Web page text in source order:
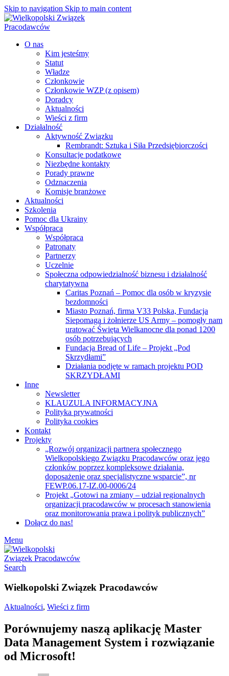
Skip to navigation Skip to main content
O nas
Kim jesteśmy
Statut
Władze
Członkowie
Członkowie WZP (z opisem)
Doradcy
Aktualności
Wieści z firm
Działalność
Aktywność Związku
Rembrandt: Sztuka i Siła Przedsiębiorczości
Konsultacje podatkowe
Niezbędne kontakty
Porady prawne
Odznaczenia
Komisje branżowe
Aktualności
Szkolenia
Pomoc dla Ukrainy
Współpraca
Współpraca
Patronaty
Partnerzy
Uczelnie
Społeczna odpowiedzialność biznesu i działalność
charytatywna
Caritas Poznań – Pomoc dla osób w kryzysie
bezdomności
Miasto Poznań, firma V33 Polska, Fundacja
Siepomaga i żołnierze US Army – pomogły nam
uratować Święta Wielkanocne dla ponad 1200
osób potrzebujących
Fundacja Bread of Life – Projekt „Pod
Skrzydłami”
Działania podjęte w ramach projektu POD
SKRZYDŁAMI
Inne
Newsletter
KLAUZULA INFORMACYJNA
Polityka prywatności
Polityka cookies
Kontakt
Projekty
„Rozwój organizacji partnera społecznego
Wielkopolskiego Związku Pracodawców oraz jego
członków poprzez kompleksowe działania,
doposażenie oraz specjalistyczne wsparcie”, nr
FEWP.06.17-IZ.00-0006/24
Projekt „Gotowi na zmiany – udział regionalnych
organizacji pracodawców w procesach stanowienia
oraz monitorowania prawa i polityk publicznych”
Dołącz do nas!
Menu
Search
Wielkopolski Związek Pracodawców
Aktualności, Wieści z firm
Porównujemy naszą aplikację Master
Data Management System i rozwiązanie
od Microsoft!